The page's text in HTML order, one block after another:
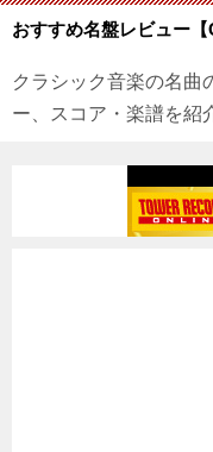
おすすめ名盤レビュー【
クラシック音楽の名曲
ー、スコア・楽譜を紹